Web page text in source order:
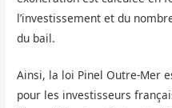
l’investissement et du
du bail.
Ainsi, la loi Pinel Outre-Mer
pour les investisseurs